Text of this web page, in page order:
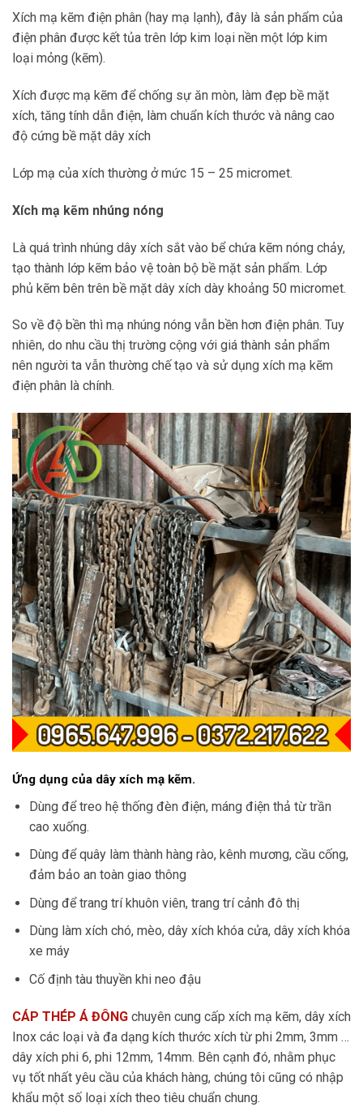
Xích mạ kẽm điện phân (hay mạ lạnh), đây là sản phẩm của
điện phân được kết tủa trên lớp kim loại nền một lớp kim
loại mỏng (kẽm).
Xích được mạ kẽm để chống sự ăn mòn, làm đẹp bề mặt
xích, tăng tính dẫn điện, làm chuẩn kích thước và nâng cao
độ cứng bề mặt dây xích
Lớp mạ của xích thường ở mức 15 – 25 micromet.
Xích mạ kẽm nhúng nóng
Là quá trình nhúng dây xích sắt vào bể chứa kẽm nóng chảy,
tạo thành lớp kẽm bảo vệ toàn bộ bề mặt sản phẩm. Lớp
phủ kẽm bên trên bề mặt dây xích dày khoảng 50 micromet.
So về độ bền thì mạ nhúng nóng vẫn bền hơn điện phân. Tuy
nhiên, do nhu cầu thị trường cộng với giá thành sản phẩm
nên người ta vẫn thường chế tạo và sử dụng xích mạ kẽm
điện phân là chính.
Ứng dụng của dây xích mạ kẽm.
Dùng để treo hệ thống đèn điện, máng điện thả từ trần
cao xuống.
Dùng để quây làm thành hàng rào, kênh mương, cầu cống,
đảm bảo an toàn giao thông
Dùng để trang trí khuôn viên, trang trí cảnh đô thị
Dùng làm xích chó, mèo, dây xích khóa cửa, dây xích khóa
xe máy
Cố định tàu thuyền khi neo đậu
CÁP THÉP Á ĐÔNG chuyên cung cấp xích mạ kẽm, dây xích
Inox các loại và đa dạng kích thước xích từ phi 2mm, 3mm …
dây xích phi 6, phi 12mm, 14mm. Bên cạnh đó, nhằm phục
vụ tốt nhất yêu cầu của khách hàng, chúng tôi cũng có nhập
khẩu một số loại xích theo tiêu chuẩn chung.